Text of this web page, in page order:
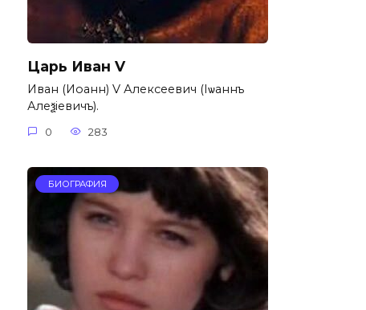
Царь Иван V
Иван (Иоанн) V Алексеевич (Iѡаннъ
Алеѯiевичъ).
0 283
БИОГРАФИЯ